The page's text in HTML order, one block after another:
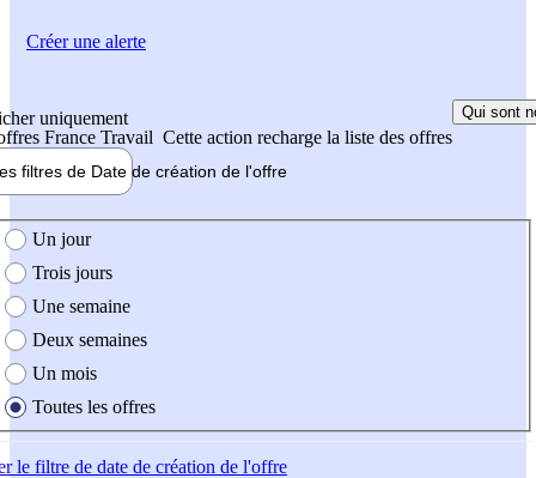
uniquement
France Travail Cette action recharge la liste des offres
Qui sont
filtres de Date de création de l'offre
création de l'offre
Un jour
Trois jours
Une semaine
Deux semaines
Un mois
Toutes les offres
le filtre de date de création de l'offre
Créer une alerte